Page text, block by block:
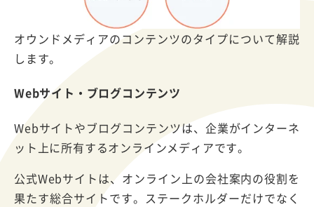
オウンドメディアのコンテンツのタイプについて解説
します。
Webサイト・ブログコンテンツ
Webサイトやブログコンテンツは、企業がインターネ
ット上に所有するオンラインメディアです。
公式Webサイトは、オンライン上の会社案内の役割を
果たす総合サイトです。ステークホルダーだけでなく